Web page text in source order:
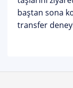
baştan sona
transfer